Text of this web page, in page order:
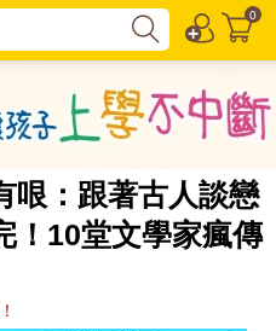
0
哏：跟著古人談戀
！10堂文學家瘋傳